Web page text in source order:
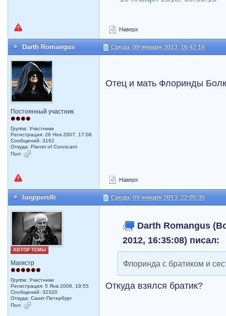
Наверх
Darth Romangus Среда, 09 января 2013, 16:42:18
Постоянный участник
Группа: Участники
Регистрация: 26 Ноя 2007, 17:08
Сообщений: 3162
Откуда: Planet of Coruscant
Пол:
Отец и мать Флоринды
Наверх
luigiperelli Среда, 09 января 2013, 22:05:35
АВТОР ТЕМЫ
Магистр
Группа: Участники
Регистрация: 5 Янв 2008, 19:55
Сообщений: 32320
Откуда: Санкт-Петербург
Пол:
Darth Romangus
2012, 16:35:08) писал:
Флоринда с братиком и
Откуда взялся братик?